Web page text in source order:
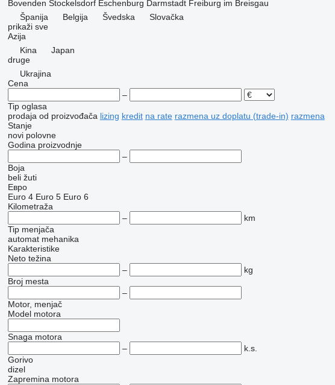
Bovenden Stockelsdorf Eschenburg Darmstadt Freiburg im Breisgau
Španija
Belgija Švedska
Slovačka
prikaži sve
Azija
Kina
Japan
druge
Ukrajina
Cena
–
Tip oglasa
prodaja od proizvođača lizing kredit na rate razmena uz doplatu (trade-in) razmena
Stanje
novi polovne
Godina proizvodnje
–
Boja
beli žuti
Евро
Euro 4 Euro 5 Euro 6
Kilometraža
–
km
Tip menjača
automat mehanika
Karakteristike
Neto težina
–
kg
Broj mesta
–
Motor, menjač
Model motora
Snaga motora
–
k.s.
Gorivo
dizel
Zapremina motora